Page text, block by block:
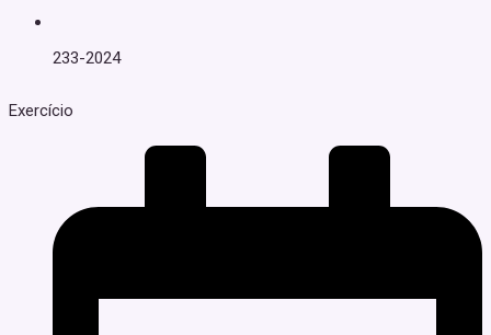
233-2024
Exercício